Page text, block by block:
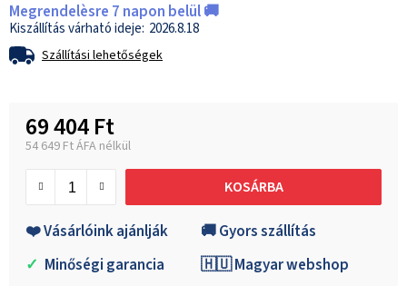
Megrendelèsre 7 napon belül 🚚
2026.8.18
Szállítási lehetőségek
69 404 Ft
54 649 Ft ÁFA nélkül
KOSÁRBA
❤️ Vásárlóink ajánlják
🚚 Gyors szállítás
✓ Minőségi garancia 🇭🇺 Magyar webshop